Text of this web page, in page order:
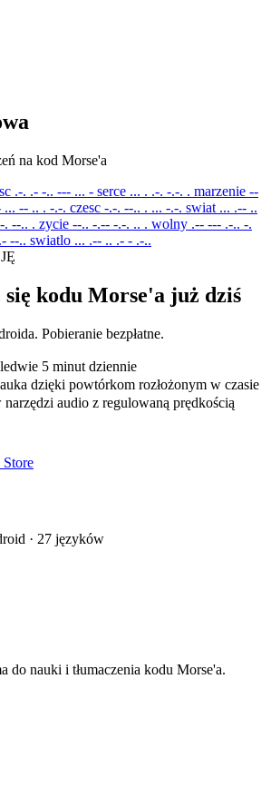
na kod Morse'a
.-. .- -.. --- ... - serce ... . .-. -.-. . marzenie --
... -- .. . -.-. czesc -.-. --.. . ... -.-. swiat ... .-- ..
. --.. . zycie --.. -.-- -.-. .. . wolny .-- --- .-.. -.
--.. swiatlo ... .-- .. .- - .-..
kodu Morse'a już dziś
Pobieranie bezpłatne.
5 minut dziennie
dzięki powtórkom rozłożonym w czasie
narzędzi audio z regulowaną prędkością
· 27 języków
do nauki i tłumaczenia kodu Morse'a.